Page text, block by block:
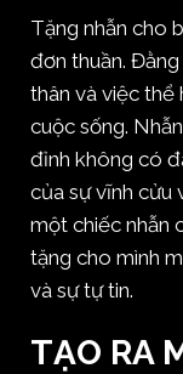
Tặng nhẫn cho
đơn thuần.
thân và việc thể
cuộc sống.
đỉnh không có
của sự vĩnh cửu
một chiếc nhẫn
tặng cho mình
và sự tự tin.
TẠO RA